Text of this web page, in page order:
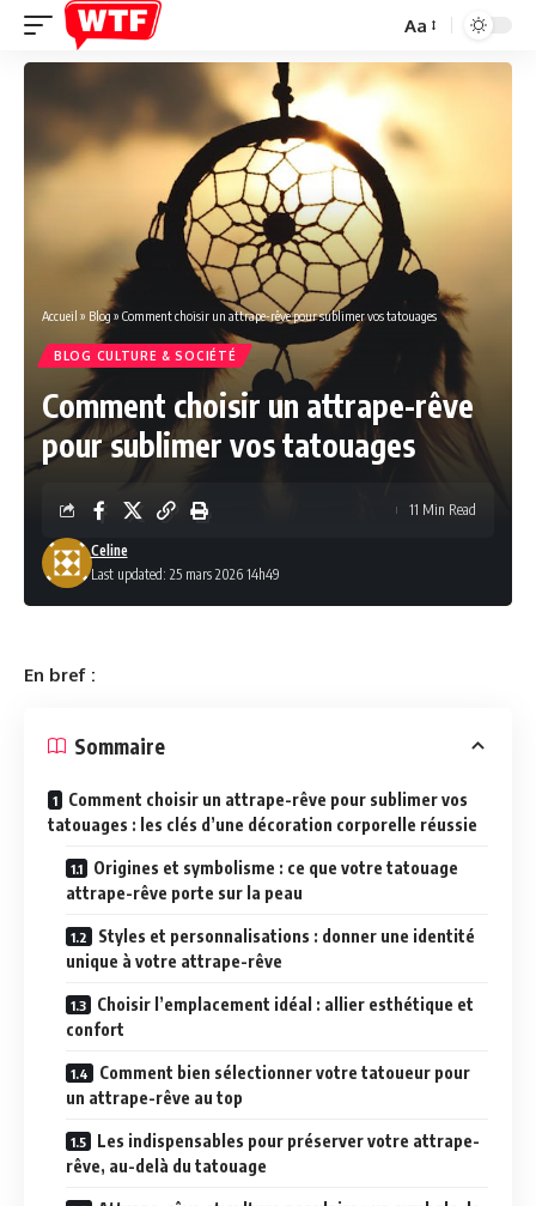
Font
Resizer
Aa
Accueil » Blog» Comment choisir un attrape-rêve pour sublimer vos tatouages
BLOG CULTURE & SOCIÉTÉ
Comment choisir un attrape-rêve
pour sublimer vos tatouages
Last updated: 25 mars 2026 14h49
Celine
11 Min Read
En bref :
Sommaire
Comment choisir un attrape-rêve pour sublimer vos
tatouages : les clés d’une décoration corporelle réussie
Origines et symbolisme : ce que votre tatouage
attrape-rêve porte sur la peau
Styles et personnalisations : donner une identité
unique à votre attrape-rêve
Choisir l’emplacement idéal : allier esthétique et
confort
Comment bien sélectionner votre tatoueur pour
un attrape-rêve au top
Les indispensables pour préserver votre attrape-
rêve, au-delà du tatouage